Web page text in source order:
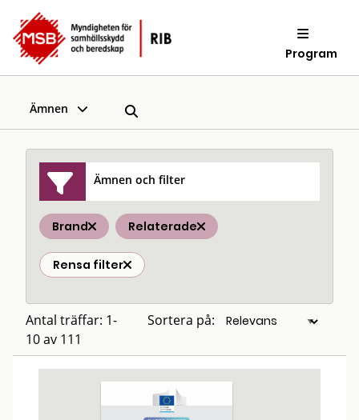
Program
Ämnen
Ämnen och filter
Brand Relaterade
Rensa filter
Antal träffar: 1-
10 av 111
Sortera på: